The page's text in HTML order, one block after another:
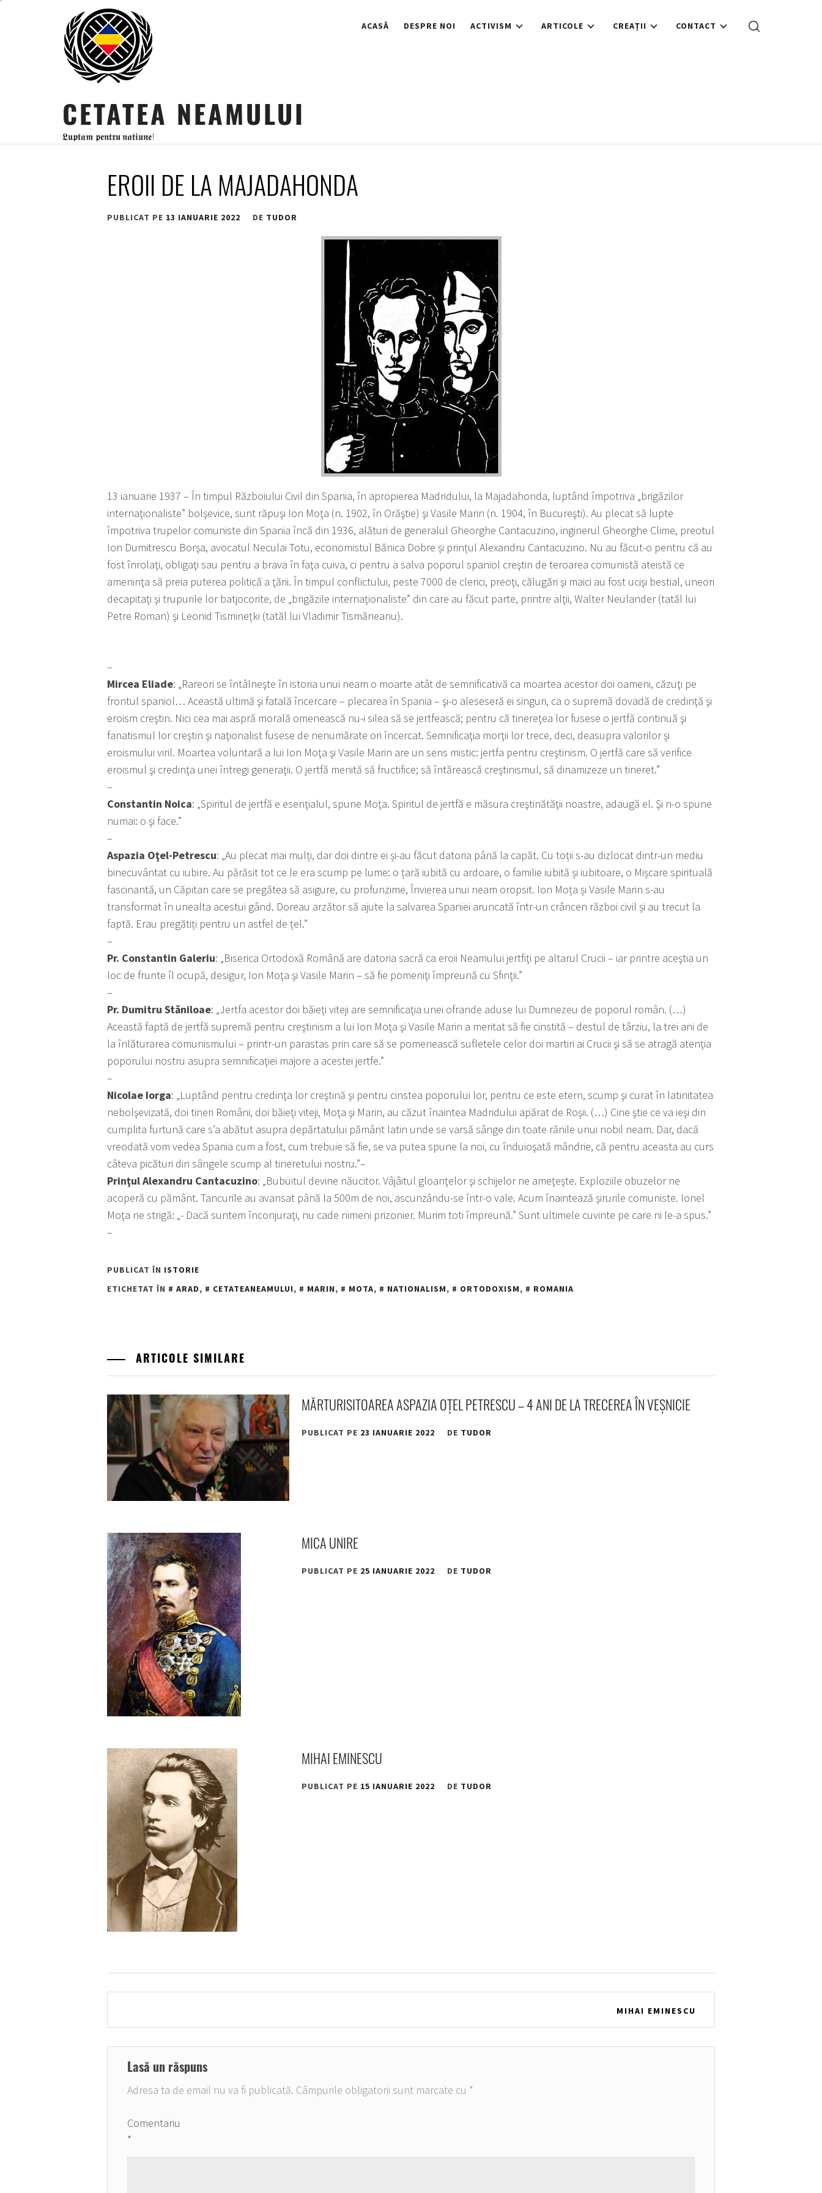
CETATEA NEAMULUI
𝕷𝖚𝖕𝖙𝖆𝖒 𝖕𝖊𝖓𝖙𝖗𝖚 𝖓𝖆𝖙𝖎𝖚𝖓𝖊!
ACASĂ DESPRE NOI ACTIVISM ARTICOLE CREAȚII CONTACT
EROII DE LA MAJADAHONDA
PUBLICAT PE 13 IANUARIE 2022 DE TUDOR
13 ianuarie 1937 – În timpul Războiului Civil din Spania, în apropierea Madridului, la Majadahonda, luptând împotriva „brigăzilor
internaţionaliste” bolşevice, sunt răpuşi Ion Moţa (n. 1902, în Orăştie) şi Vasile Marin (n. 1904, în Bucureşti). Au plecat să lupte
împotriva trupelor comuniste din Spania încă din 1936, alături de generalul Gheorghe Cantacuzino, inginerul Gheorghe Clime, preotul
Ion Dumitrescu Borşa, avocatul Neculai Totu, economistul Bănica Dobre și prințul Alexandru Cantacuzino. Nu au făcut-o pentru că au
fost înrolaţi, obligaţi sau pentru a brava în faţa cuiva, ci pentru a salva poporul spaniol creştin de teroarea comunistă ateistă ce
ameninţa să preia puterea politică a ţării. În timpul conflictului, peste 7000 de clerici, preoţi, călugări şi maici au fost ucişi bestial, uneori
decapitaţi şi trupurile lor batjocorite, de „brigăzile internaţionaliste” din care au făcut parte, printre alţii, Walter Neulander (tatăl lui
Petre Roman) şi Leonid Tisminețki (tatăl lui Vladimir Tismăneanu).
–
Mircea Eliade: „Rareori se întâlneşte în istoria unui neam o moarte atât de semnificativă ca moartea acestor doi oameni, căzuţi pe
frontul spaniol… Această ultimă şi fatală încercare – plecarea în Spania – şi-o aleseseră ei singuri, ca o supremă dovadă de credinţă şi
eroism creştin. Nici cea mai aspră morală omenească nu-i silea să se jertfească; pentru că tinereţea lor fusese o jertfă continuă şi
fanatismul lor creştin şi naţionalist fusese de nenumărate ori încercat. Semnificaţia morţii lor trece, deci, deasupra valorilor şi
eroismului viril. Moartea voluntară a lui Ion Moţa şi Vasile Marin are un sens mistic: jertfa pentru creştinism. O jertfă care să verifice
eroismul şi credinţa unei întregi generaţii. O jertfă menită să fructifice; să întărească creştinismul, să dinamizeze un tineret.”
–
Constantin Noica: „Spiritul de jertfă e esenţialul, spune Moţa. Spiritul de jertfă e măsura creştinătăţii noastre, adaugă el. Şi n-o spune
numai: o şi face.”
–
Aspazia Oţel-Petrescu: „Au plecat mai mulți, dar doi dintre ei și-au făcut datoria până la capăt. Cu toții s-au dizlocat dintr-un mediu
binecuvântat cu iubire. Au părăsit tot ce le era scump pe lume: o țară iubită cu ardoare, o familie iubită și iubitoare, o Mișcare spirituală
fascinantă, un Căpitan care se pregătea să asigure, cu profunzime, Învierea unui neam oropsit. Ion Moța și Vasile Marin s-au
transformat în unealta acestui gând. Doreau arzător să ajute la salvarea Spaniei aruncată într-un crâncen război civil și au trecut la
faptă. Erau pregătiți pentru un astfel de țel.”
–
Pr. Constantin Galeriu: „Biserica Ortodoxă Română are datoria sacră ca eroii Neamului jertfiţi pe altarul Crucii – iar printre aceştia un
loc de frunte îl ocupă, desigur, Ion Moţa şi Vasile Marin – să fie pomeniţi împreună cu Sfinţii.”
–
Pr. Dumitru Stăniloae: „Jertfa acestor doi băieţi viteji are semnificaţia unei ofrande aduse lui Dumnezeu de poporul român. (…)
Această faptă de jertfă supremă pentru creştinism a lui Ion Moţa şi Vasile Marin a meritat să fie cinstită – destul de târziu, la trei ani de
la înlăturarea comunismului – printr-un parastas prin care să se pomenească sufletele celor doi martiri ai Crucii şi să se atragă atenţia
poporului nostru asupra semnificaţiei majore a acestei jertfe.”
–
Nicolae Iorga: „Luptând pentru credinţa lor creştină şi pentru cinstea poporului lor, pentru ce este etern, scump şi curat în latinitatea
nebolşevizată, doi tineri Români, doi băieţi viteji, Moţa şi Marin, au căzut înaintea Madridului apărat de Roşii. (…) Cine ştie ce va ieşi din
cumplita furtună care s’a abătut asupra depărtatului pământ latin unde se varsă sânge din toate rănile unui nobil neam. Dar, dacă
vreodată vom vedea Spania cum a fost, cum trebuie să fie, se va putea spune la noi, cu înduioşată mândrie, că pentru aceasta au curs
câteva picături din sângele scump al tineretului nostru.”–
Prinţul Alexandru Cantacuzino: „Bubuitul devine năucitor. Vâjâitul gloanţelor şi schijelor ne ameţeşte. Exploziile obuzelor ne
acoperă cu pământ. Tancurile au avansat până la 500m de noi, ascunzându-se într-o vale. Acum înaintează şirurile comuniste. Ionel
Moţa ne strigă: „- Dacă suntem înconjuraţi, nu cade nimeni prizonier. Murim toti împreună.” Sunt ultimele cuvinte pe care ni le-a spus.”
–
PUBLICAT ÎN ISTORIE
ETICHETAT ÎN
ARAD, CETATEANEAMULUI, MARIN, MOTA, NATIONALISM, ORTODOXISM, ROMANIA
ARTICOLE SIMILARE
MĂRTURISITOAREA ASPAZIA OȚEL PETRESCU – 4 ANI DE LA TRECEREA ÎN VEȘNICIE
PUBLICAT PE 23 IANUARIE 2022 DE TUDOR
MICA UNIRE
PUBLICAT PE 25 IANUARIE 2022 DE TUDOR
MIHAI EMINESCU
PUBLICAT PE 15 IANUARIE 2022 DE TUDOR
în
articole
MIHAI EMINESCU
Lasă un răspuns
Adresa ta de email nu va fi publicată. Câmpurile obligatorii sunt marcate cu *
Comentariu
*